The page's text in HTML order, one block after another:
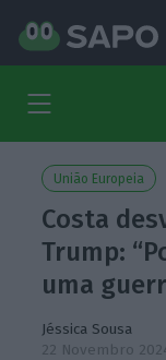
União Europeia
Costa
Trump:
uma
Jéssica Sousa
22 Novembro